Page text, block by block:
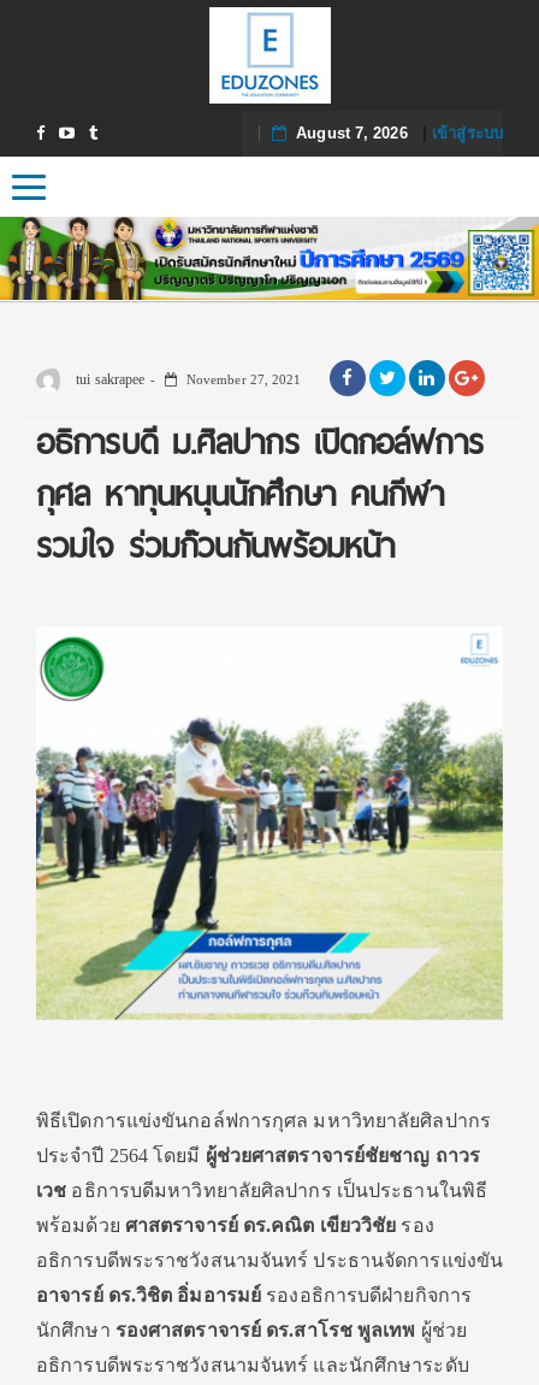
August 7, 2026| เข้าสู่ระบบ
Toggle navigation
tui sakrapee November 27, 2021
อธิการบดี ม.ศิลปากร เปิดกอล์ฟการ
กุศล หาทุนหนุนนักศึกษา คนกีฬา
รวมใจ ร่วมก๊วนกันพร้อมหน้า
พิธีเปิดการแข่งขันกอล์ฟการกุศล มหาวิทยาลัยศิลปากร
ประจำปี 2564 โดยมี ผู้ช่วยศาสตราจารย์ชัยชาญ ถาวร
เวช อธิการบดีมหาวิทยาลัยศิลปากร เป็นประธานในพิธี
พร้อมด้วย ศาสตราจารย์ ดร.คณิต เขียววิชัย รอง
อธิการบดีพระราชวังสนามจันทร์ ประธานจัดการแข่งขัน
อาจารย์ ดร.วิชิต อิ่มอารมย์ รองอธิการบดีฝ่ายกิจการ
นักศึกษา รองศาสตราจารย์ ดร.สาโรช พูลเทพ ผู้ช่วย
อธิการบดีพระราชวังสนามจันทร์ และนักศึกษาระดับ